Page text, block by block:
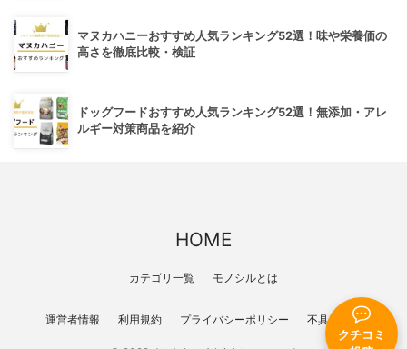
クチコミ
マヌカハニーおすすめ人気ランキング52選！味や栄養価の
高さを徹底比較・検証
ドッグフードおすすめ人気ランキング52選！無添加・アレ
ルギー対策商品を紹介
HOME
カテゴリ一覧 モノシルとは
運営者情報 利用規約 プライバシーポリシー 不具合報告